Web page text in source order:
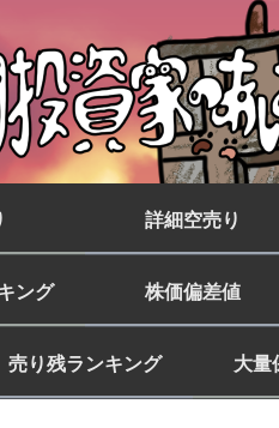
詳細空売り
ング 株価偏差値
売り残ランキング 大量